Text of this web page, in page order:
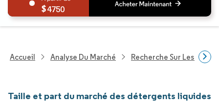
4750
Accueil Analyse Du Marché Recherche Sur Les
Taille et part du marché des détergents liquides